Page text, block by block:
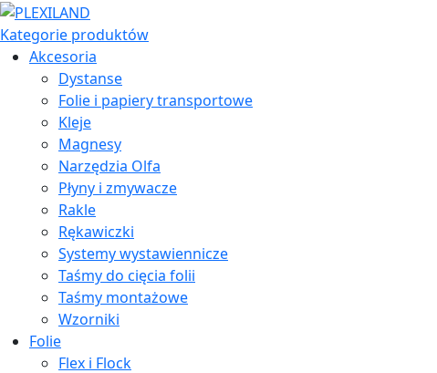
Kategorie produktów
Akcesoria
Dystanse
Folie i papiery transportowe
Kleje
Magnesy
Narzędzia Olfa
Płyny i zmywacze
Rakle
Rękawiczki
Systemy wystawiennicze
Taśmy do cięcia folii
Taśmy montażowe
Wzorniki
Folie
Flex i Flock